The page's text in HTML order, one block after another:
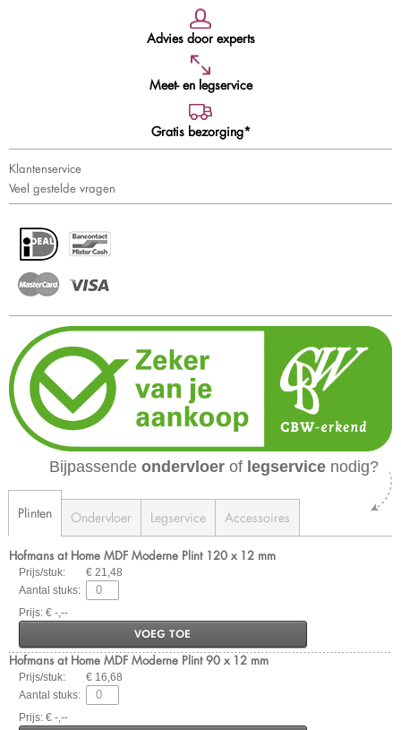
Advies door experts
Meet- en legservice
Gratis bezorging*
Klantenservice
Veel gestelde vragen
Bijpassende ondervloer of legservice nodig?
Plinten Ondervloer Legservice Accessoires
Hofmans at Home MDF Moderne Plint 120 x 12 mm
Prijs/stuk:
€ 21,48
Aantal stuks:
Prijs: € -,--
VOEG TOE
Hofmans at Home MDF Moderne Plint 90 x 12 mm
Prijs/stuk:
€ 16,68
Aantal stuks:
Prijs: € -,--